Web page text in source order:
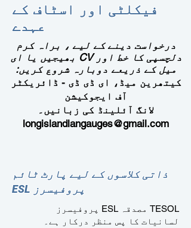
فیکلٹی اور اسٹاف کے
عہدے
درخواست دینے کے لیے ، براہ کرم
دلچسپی کا خط اور CV بھیجیں یا ای
میل کے ذریعے دوبارہ شروع کریں:
کیتھرین میڈ، ای ڈی ڈی - ڈائریکٹر
آف ایجوکیشن
لانگ آئلینڈ کی زبانیں۔
longislandlangauges@gmail.com
ذاتی کلاسوں کے لیے پارٹ ٹائم
ESL پروفیسرز
TESOL مصدقہ ESL پروفیسرز
لسانیات کا پس منظر درکار ہے۔